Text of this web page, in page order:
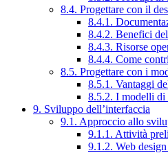
8.4. Progettare con il
8.4.1.
8.4.2. Benefici
8.4.3. Risorse
8.4.4. Come
8.5. Progettare con i
8.5.1. Vantaggi
8.5.2. I modelli di
9. Sviluppo dell’interfaccia
9.1. Approccio allo
9.1.1. Attività
9.1.2. Web